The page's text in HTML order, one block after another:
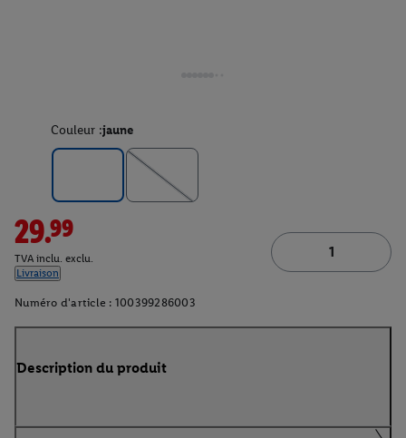
Couleur :jaune
29.99
TVA inclu. exclu.
Livraison
Numéro d'article : 100399286003
Description du produit